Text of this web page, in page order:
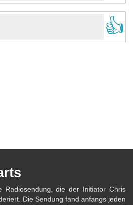
👍
Radiosendung, die der Initiator Chris
Die Sendung fand anfangs jeden